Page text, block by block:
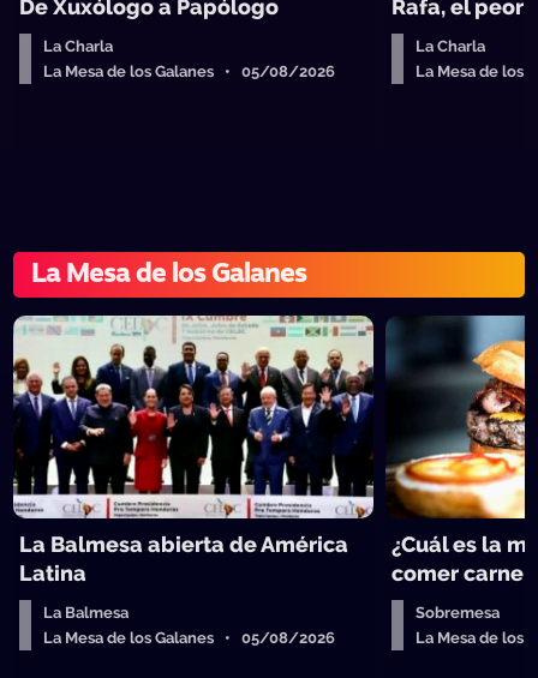
De Xuxólogo a Papólogo
La Charla
La Mesa de los Galanes • 05/08/2026
Rafa, el peor
La Charla
La Mesa de
La Mesa de los Galanes
La Balmesa abierta de América
Latina
La Balmesa
La Mesa de los Galanes • 05/08/2026
¿Cuál es la
comer carne
Sobremesa
La Mesa de